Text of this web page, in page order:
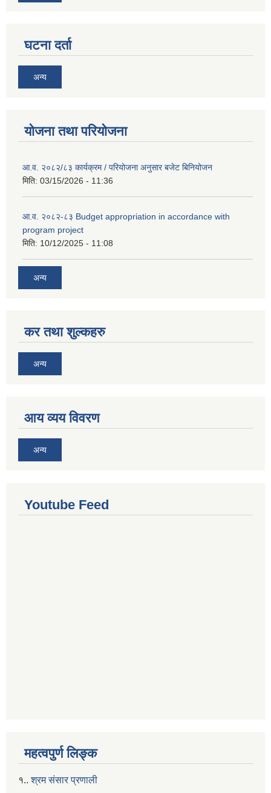
घटना दर्ता
अन्य
योजना तथा परियोजना
आ.व. २०८२/८३ कार्यक्रम / परियोजना अनुसार बजेट बिनियोजन
मिति: 03/15/2026 - 11:36
आ.व. २०८२-८३ Budget appropriation in accordance with
program project
मिति: 10/12/2025 - 11:08
अन्य
कर तथा शुल्कहरु
अन्य
आय व्यय विवरण
अन्य
Youtube Feed
महत्वपुर्ण लिङ्क
१..श्रम संसार प्रणाली